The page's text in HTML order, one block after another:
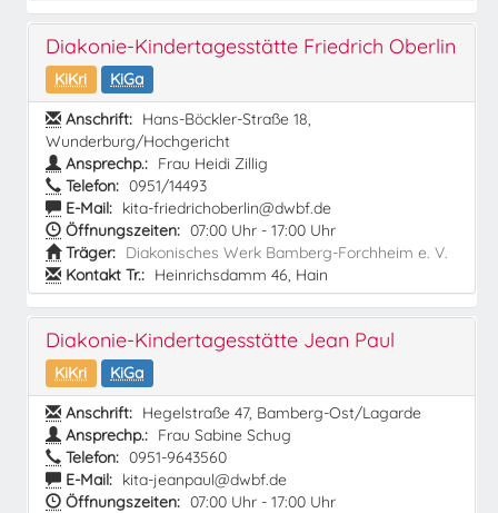
Diakonie-Kindertagesstätte Friedrich Oberlin
KiKri
KiGa
Anschrift: Hans-Böckler-Straße 18,
Wunderburg/Hochgericht
Ansprechp.: Frau Heidi Zillig
Telefon: 0951/14493
E-Mail: kita-friedrichoberlin@dwbf.de
Öffnungszeiten: 07:00 Uhr - 17:00 Uhr
Träger: Diakonisches Werk Bamberg-Forchheim e. V.
Kontakt Tr.: Heinrichsdamm 46, Hain
Diakonie-Kindertagesstätte Jean Paul
KiKri
KiGa
Anschrift: Hegelstraße 47, Bamberg-Ost/Lagarde
Ansprechp.: Frau Sabine Schug
Telefon: 0951-9643560
E-Mail: kita-jeanpaul@dwbf.de
Öffnungszeiten: 07:00 Uhr - 17:00 Uhr